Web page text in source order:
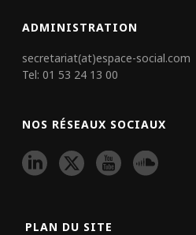
ADMINISTRATION
secretariat(at)espace-social.com
Tel: 01 53 24 13 00
NOS RÉSEAUX SOCIAUX
PLAN DU SITE